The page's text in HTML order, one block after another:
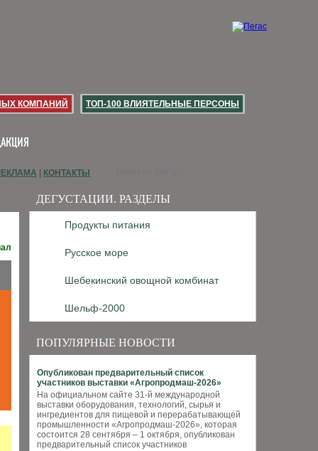
КОМПАНИЙ ТОП-100 ВЛИЯТЕЛЬНЫЕ ПЕРСОНЫ
ДЕГУСТАЦИИ. РАЗДЕЛЫ
Продукты питания
Русское море
Шебекинский овощной комбинат
Шельф­-2000
ПОПУЛЯРНЫЕ НОВОСТИ
Опубликован предварительный список
участников выставки «Агропродмаш-2026»
На официальном сайте 31-й международной
выставки оборудования, технологий, сырья и
ингредиентов для пищевой и перерабатывающей
промышленности «Агропродмаш-2026», которая
состоится 28 сентября – 1 октября, опубликован
предварительный список участников
КОНТАКТЫ